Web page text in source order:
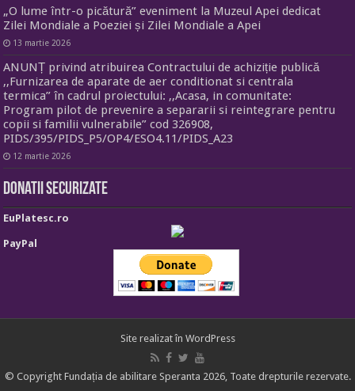
„O lume într-o picătură” eveniment la Muzeul Apei dedicat
Zilei Mondiale a Poeziei și Zilei Mondiale a Apei
13 martie 2026
ANUNȚ privind atribuirea Contractului de achiziție publică
,,Furnizarea de aparate de aer conditionat si centrala
termica” în cadrul proiectului: ,,Acasa, in comunitate:
Program pilot de prevenire a separarii si reintegrare pentru
copii si familii vulnerabile” cod 326908,
PIDS/395/PIDS_P5/OP4/ESO4.11/PIDS_A23
12 martie 2026
Donatii securizate
EuPlatesc.ro
PayPal
Site realizat în WordPress
© Copyright Fundația de abilitare Speranta 2026, Toate drepturile rezervate.